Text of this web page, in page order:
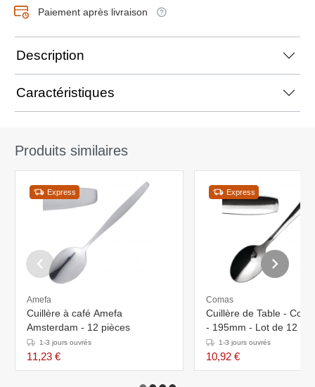
Paiement après livraison
Description
Caractéristiques
Produits similaires
Express
Amefa
Cuillère à café Amefa
Amsterdam - 12 pièces
1-3 jours ouvrés
11,23 €
Express
Comas
Cuillère de Table -
- 195mm - Lot de 12
1-3 jours ouvrés
10,92 €